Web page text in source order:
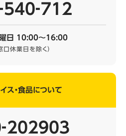
日 10:00～16:00
口休業日を除く）
ス・食品について